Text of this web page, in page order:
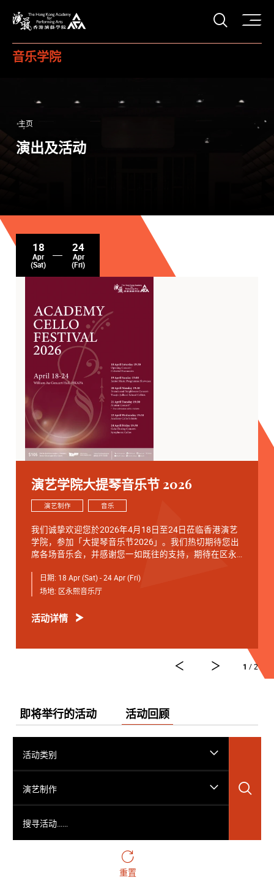
打开
音乐学院
主页
演出及活动
18
Apr
(Sat)
24
Apr
(Fri)
演艺学院大提琴音乐节 2026
演艺制作 音乐
我们诚挚欢迎您於2026年4月18日至24日莅临香港演艺
学院，参加「大提琴音乐节2026」。我们热切期待您出
席各场音乐会，并感谢您一如既往的支持，期待在区永
4月18日 星期六 19:30
弦续音乐会
*演艺免费节目，电子门票可於演出前3小时在「演艺电
子票务系统」登记，先到先得。
4月22日 星期三 19:30
学院之声 —— 大提琴独奏专场
日期: 18 Apr (Sat) - 24 Apr (Fri)
场地: 区永熙音乐厅
活动详情
1 / 2
即将举行的活动 活动回顾
活动类别
演艺制作
重置